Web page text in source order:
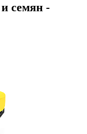
семян -